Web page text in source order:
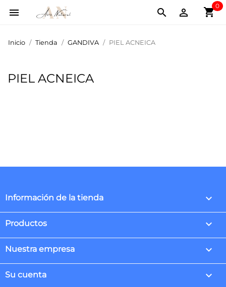
 shopping_cart
0


Inicio Tienda GANDIVA PIEL ACNEICA
PIEL ACNEICA
Información de la tienda keyboard_arrow_down
Productos 
Nuestra empresa 
Su cuenta 